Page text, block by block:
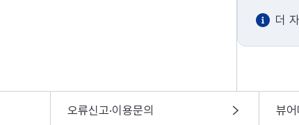
더
오류신고·이용문의 뷰